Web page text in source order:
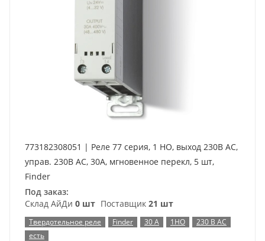
773182308051 | Реле 77 серия, 1 НО, выход 230В AC,
управ. 230В AC, 30A, мгновенное перекл, 5 шт,
Finder
Под заказ:
Склад АйДи 0 шт Поставщик 21 шт
Твердотельное реле Finder 30 А 1НО
230 В AC
есть